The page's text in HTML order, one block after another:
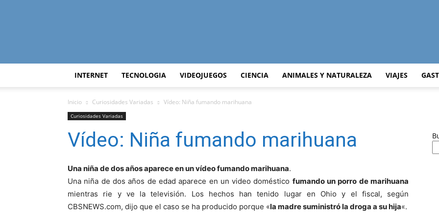
Curiosidades
del
INTERNET TECNOLOGIA VIDEOJUEGOS CIENCIA ANIMALES Y NATURALEZA VIAJES
Inicio Curiosidades Variadas Vídeo: Niña fumando marihuana
Curiosidades Variadas
Vídeo: Niña fumando marihuana
Una niña de dos años aparece en un vídeo fumando marihuana.
Una niña de dos años de edad aparece en un video doméstico fumando un porro de marihuana
mientras rie y ve la televisión. Los hechos han tenido lugar en Ohio y el fiscal, según
CBSNEWS.com, dijo que el caso se ha producido porque «la madre suministró la droga a su hija«.